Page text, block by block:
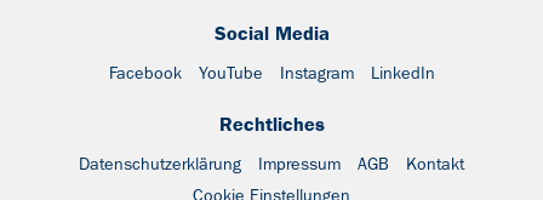
Social Media
Facebook YouTube Instagram LinkedIn
Rechtliches
Datenschutzerklärung Impressum AGB
Kontakt
Cookie Einstellungen